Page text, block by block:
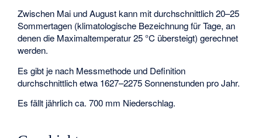
Zwischen Mai und August kann mit durchschnittlich 20–25
Sommertagen (klimatologische Bezeichnung für Tage, an
denen die Maximaltemperatur 25 °C übersteigt) gerechnet
werden.
Es gibt je nach Messmethode und Definition
durchschnittlich etwa 1627–2275 Sonnenstunden pro Jahr.
Es fällt jährlich ca. 700 mm Niederschlag.